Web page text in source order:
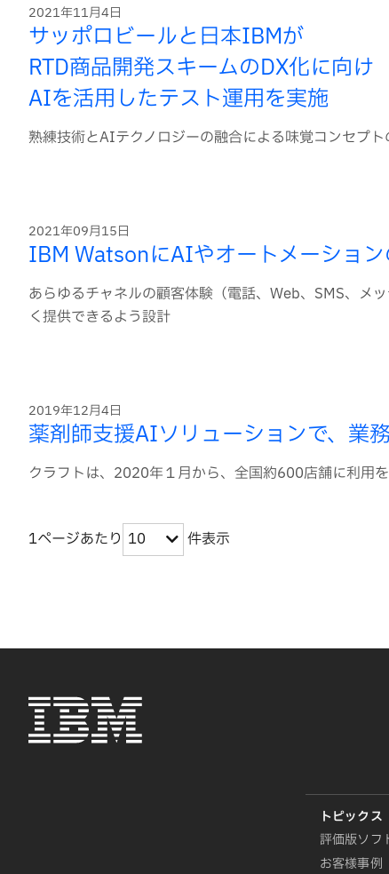
2021年11月4日
サッポロビールと日本IBMが
RTD商品開発スキームのDX化に向け
AIを活用したテスト運用を実施
熟練技術とAIテクノロジーの融合による味覚コンセプト
2021年09月15日
IBM WatsonにAIやオートメーショ
あらゆるチャネルの顧客体験（電話、Web、SMS、メ
く提供できるよう設計
2019年12月4日
薬剤師支援AIソリューションで、業
クラフトは、2020年１月から、全国約600店舗に利用
1ページあたり 10 件表示
評価版ソフ
お客様事例